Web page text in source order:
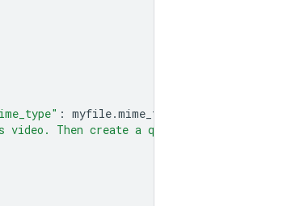
: myfile.mime_type
video. Then create a quiz with an answer